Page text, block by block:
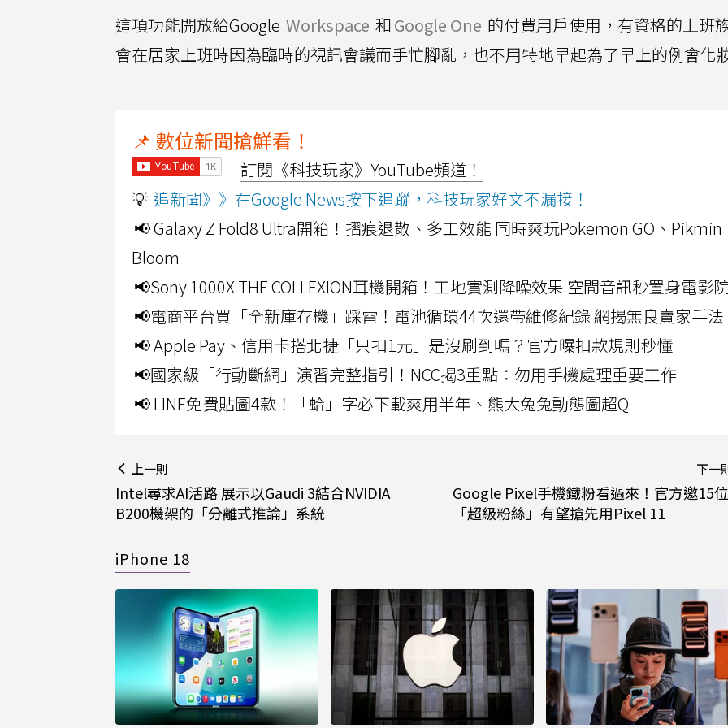
這項功能開放給Google Workspace 和Google One 的付費用戶使用，有資格的上班
會在居家上班時因為臨時的視訊會議而手忙腳亂，也不用特地早起為了早上的例會化
📌 數位新聞搶鮮看！
訂閱《科技玩家》YouTube頻道！
💡 追新聞》》在Google News按下追蹤，科技玩家好文不漏接！
📢 Galaxy Z Fold8 Ultra開箱！摺痕退散、多工效能 同時爽玩Pokemon GO、Pikmin
Bloom
📢Sony 1000X THE COLLEXION耳機開箱！工地實測降噪效果 空間音訊秒置身電影
📢電商平台買「全新庫存機」踩雷！電池循環44次還帶維修紀錄 網揭無良賣家手法
📢 Apple Pay、信用卡搭北捷「只扣1元」是沒刷到嗎？官方曝扣款規則秒懂
📢國家級「行動斷網」演習完整指引！NCC揭3重點：勿用手機處理重要工作
📢 LINE免費貼圖4款！「蛤」字必下載爽用半年、熊大兔兔動態圖超Q
上一則
Intel尋求AI活路 展示以Gaudi 3結合NVIDIA
B200機架的「分離式推論」系統
下一
Google Pixel手機鐵粉看過來！官方邀15位
「超級粉絲」有望搶先用Pixel 11
iPhone 18